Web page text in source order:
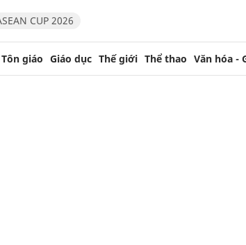
CUP 2026
giáo Giáo dục Thế giới Thể thao Văn hóa -